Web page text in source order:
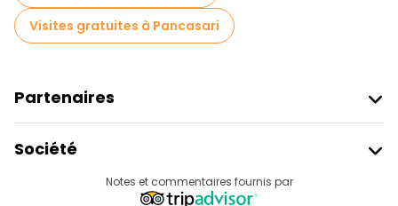
Visites gratuites à Pancasari
Partenaires
Connexion Du Fournisseur
Programme D’affiliation
Société
Notes et commentaires fournis par